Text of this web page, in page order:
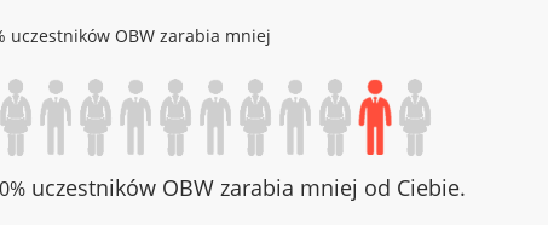
uczestników OBW zarabia mniej
uczestników OBW zarabia mniej od Ciebie.